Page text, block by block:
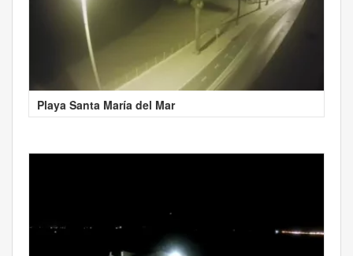
Playa Santa María del Mar